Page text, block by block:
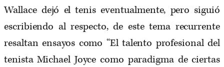
Wallace dejó el tenis eventualmente, pero siguió
escribiendo al respecto, de este tema recurrente
resaltan ensayos como “El talento profesional del
tenista Michael Joyce como paradigma de ciertas